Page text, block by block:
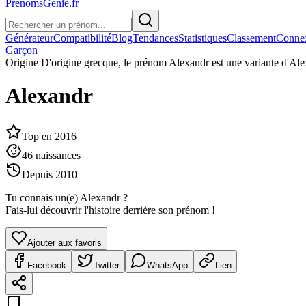
PrenomsGenie.fr
GénérateurCompatibilitéBlogTendancesStatistiquesClassement
Garçon
Origine D'origine grecque, le prénom Alexandr est une variante
Alexandr
Top en 2016
46 naissances
Depuis 2010
Tu connais un(e) Alexandr?
Fais-lui découvrir l'histoire derrière son prénom !
Ajouter aux favoris
Facebook Twitter WhatsApp Lien